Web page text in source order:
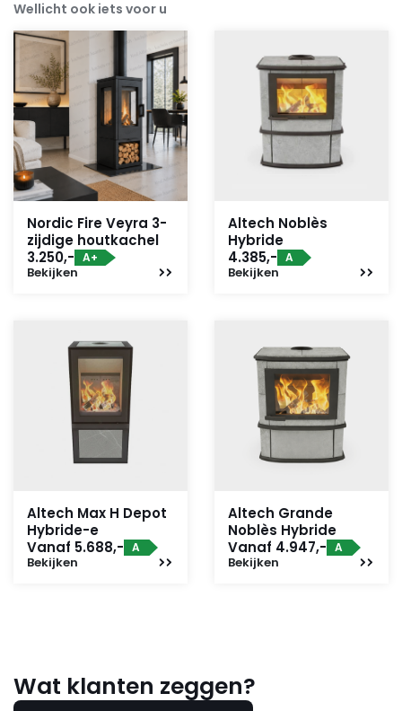
Wellicht ook iets voor u
Nordic Fire Veyra 3-
zijdige houtkachel
3.250,- A+
Bekijken
Altech Noblès
Hybride
4.385,- A
Bekijken
Altech Max H Depot
Hybride-e
Vanaf 5.688,- A
Bekijken
Altech Grande
Noblès Hybride
Vanaf 4.947,- A
Bekijken
Wat klanten zeggen?